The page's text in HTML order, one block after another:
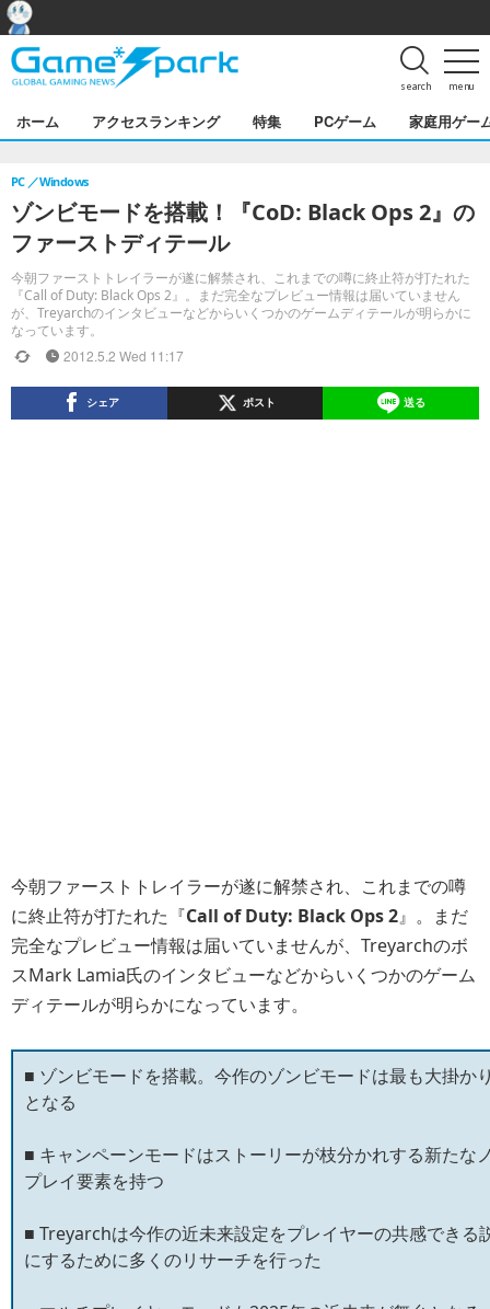
menu
search
ホーム アクセスランキング 特集 PCゲーム 家庭用ゲー
ゾンビモードを搭載！『CoD: Black Ops 2』の
ファーストディテール
今朝ファーストトレイラーが遂に解禁され、これまでの噂に終止符が打たれた
『Call of Duty: Black Ops 2』。まだ完全なプレビュー情報は届いていません
が、Treyarchのインタビューなどからいくつかのゲームディテールが明らかに
なっています。
PC Windows
2012.5.2 Wed 11:17
シェア ポスト 送る
今朝ファーストトレイラーが遂に解禁され、これまでの噂
に終止符が打たれた『Call of Duty: Black Ops 2』。まだ
完全なプレビュー情報は届いていませんが、Treyarchのボ
スMark Lamia氏のインタビューなどからいくつかのゲーム
ディテールが明らかになっています。
■ ゾンビモードを搭載。今作のゾンビモードは最も大掛か
となる
■ キャンペーンモードはストーリーが枝分かれする新たな
プレイ要素を持つ
■ Treyarchは今作の近未来設定をプレイヤーの共感できる
にするために多くのリサーチを行った